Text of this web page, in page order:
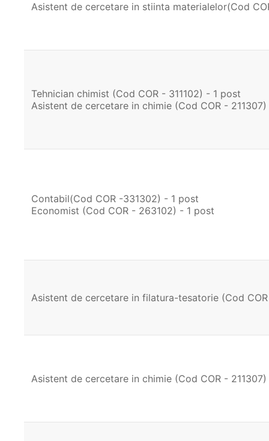
Asistent de cercetare in stiinta materialelor(Cod
Tehnician chimist (Cod COR - 311102) - 1 post
Asistent de cercetare in chimie (Cod COR -
Contabil(Cod COR -331302) - 1 post
Economist (Cod COR - 263102) - 1 post
Asistent de cercetare in filatura-tesatorie (Cod
Asistent de cercetare in chimie (Cod COR - 211307)